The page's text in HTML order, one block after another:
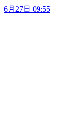
6月27日 09:55